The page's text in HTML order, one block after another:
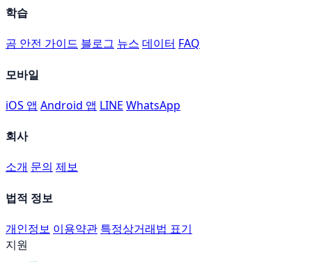
학습
곰 안전 가이드 블로그 뉴스 데이터 FAQ
모바일
iOS 앱 Android 앱 LINE WhatsApp
회사
소개 문의 제보
법적 정보
개인정보 이용약관 특정상거래법 표기
지원